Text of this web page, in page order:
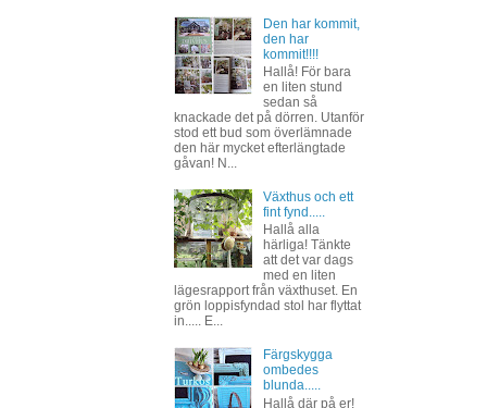
Den har kommit,
den har
kommit!!!!
Hallå! För bara
en liten stund
sedan så
knackade det på dörren. Utanför
stod ett bud som överlämnade
den här mycket efterlängtade
gåvan! N...
Växthus och ett
fint fynd.....
Hallå alla
härliga! Tänkte
att det var dags
med en liten
lägesrapport från växthuset. En
grön loppisfyndad stol har flyttat
in..... E...
Färgskygga
ombedes
blunda.....
Hallå där på er!